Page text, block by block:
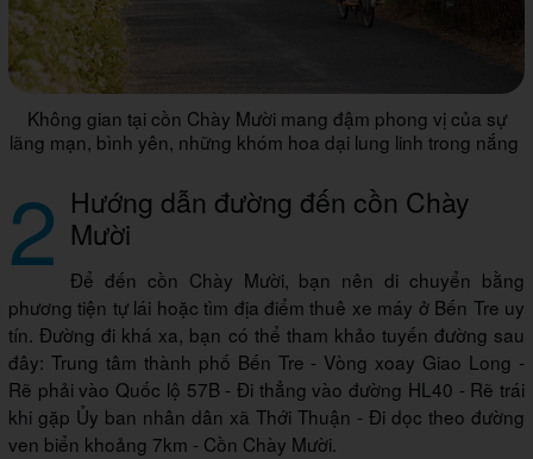
Không gian tại cồn Chày Mười mang đậm phong vị của sự
lãng mạn, bình yên, những khóm hoa dại lung linh trong nắng
2 Hướng dẫn đường đến cồn Chày
Mười
Để đến cồn Chày Mười, bạn nên di chuyển bằng
phương tiện tự lái hoặc tìm địa điểm thuê xe máy ở Bến Tre uy
tín. Đường đi khá xa, bạn có thể tham khảo tuyến đường sau
đây: Trung tâm thành phố Bến Tre - Vòng xoay Giao Long -
Rẽ phải vào Quốc lộ 57B - Đi thẳng vào đường HL40 - Rẽ trái
khi gặp Ủy ban nhân dân xã Thới Thuận - Đi dọc theo đường
ven biển khoảng 7km - Cồn Chày Mười.